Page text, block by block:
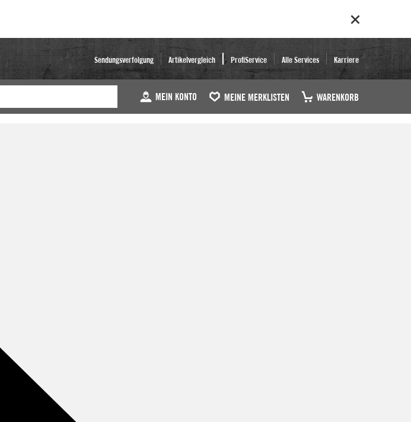
Sendungsverfolgung Artikelvergleich ProfiService Alle Services Karriere
MEIN KONTO MEINE MERKLISTEN WARENKORB